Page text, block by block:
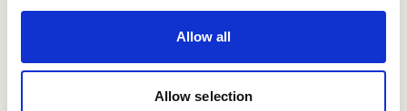
Allow all
Allow selection
Vill du veta mer?
Se hur Refapp kan hjälpa dig att rekrytera